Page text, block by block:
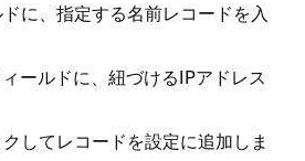
に⁠、指定する名前レコ⁠ードを入
ールドに⁠、紐づけるIPアドレス
してレコ⁠ードを設定に追加しま